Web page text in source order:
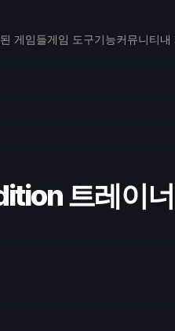
게임들게임 도구기능커뮤니티내
트레이